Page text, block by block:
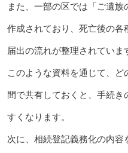
また、一部の区では「ご遺
作成されており、死亡後の各
届出の流れが整理されていま
このような資料を通じて、
間で共有しておくと、手続
すくなります。
次に、相続登記義務化の内